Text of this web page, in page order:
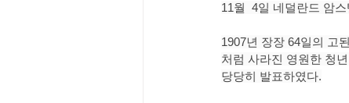
11월  4일 네덜란드 암
1907년 장장 64일의 고
처럼 사라진 영원한 청
당당히 발표하였다.